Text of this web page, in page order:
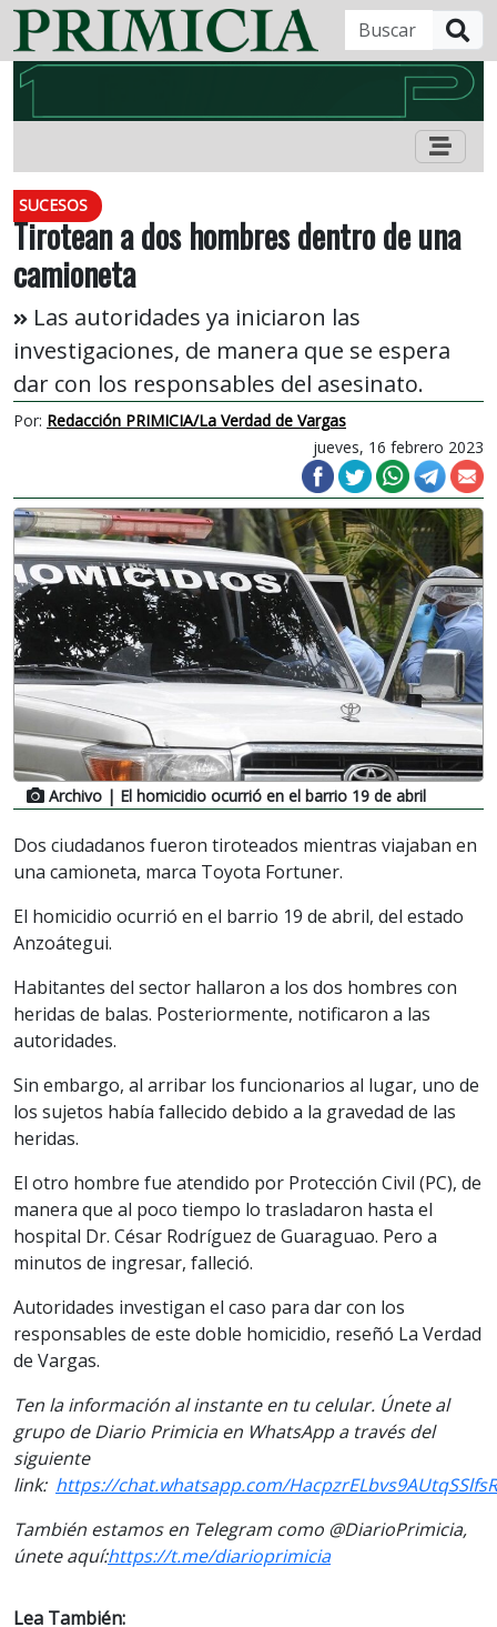
SUCESOS
Tirotean a dos hombres dentro de una
camioneta
Las autoridades ya iniciaron las
investigaciones, de manera que se espera
dar con los responsables del asesinato.
Por: Redacción PRIMICIA/La Verdad de Vargas
jueves, 16 febrero 2023
Archivo | El homicidio ocurrió en el barrio 19 de abril
Dos ciudadanos fueron tiroteados mientras viajaban en
una camioneta, marca Toyota Fortuner.
El homicidio ocurrió en el barrio 19 de abril, del estado
Anzoátegui.
Habitantes del sector hallaron a los dos hombres con
heridas de balas. Posteriormente, notificaron a las
autoridades.
Sin embargo, al arribar los funcionarios al lugar, uno de
los sujetos había fallecido debido a la gravedad de las
heridas.
El otro hombre fue atendido por Protección Civil (PC), de
manera que al poco tiempo lo trasladaron hasta el
hospital Dr. César Rodríguez de Guaraguao. Pero a
minutos de ingresar, falleció.
Autoridades investigan el caso para dar con los
responsables de este doble homicidio, reseñó La Verdad
de Vargas.
Ten la información al instante en tu celular. Únete al
grupo de Diario Primicia en WhatsApp a través del
siguiente
link: https://chat.whatsapp.com/HacpzrELbvs9AUtqSSlfsR
También estamos en Telegram como @DiarioPrimicia,
únete aquí:https://t.me/diarioprimicia
Lea También: